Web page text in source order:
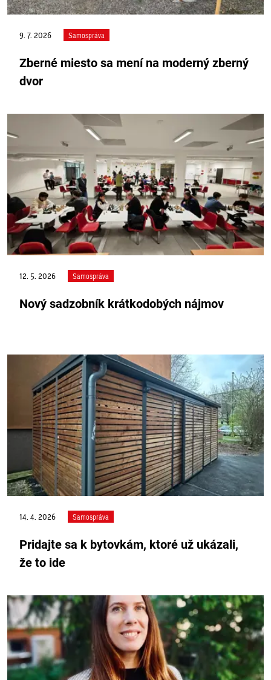
9. 7. 2026 Samospráva
Zberné miesto sa mení na moderný zberný
dvor
12. 5. 2026 Samospráva
Nový sadzobník krátkodobých nájmov
14. 4. 2026 Samospráva
Pridajte sa k bytovkám, ktoré už ukázali,
že to ide